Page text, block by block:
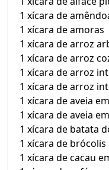
1 xícara de
1 xícara de amoras
1 xícara de arroz
1 xícara de arroz
1 xícara de arroz
1 xícara de arroz
1 xícara de aveia
1 xícara de aveia
1 xícara de batata
1 xícara de brócolis
1 xícara de cacau